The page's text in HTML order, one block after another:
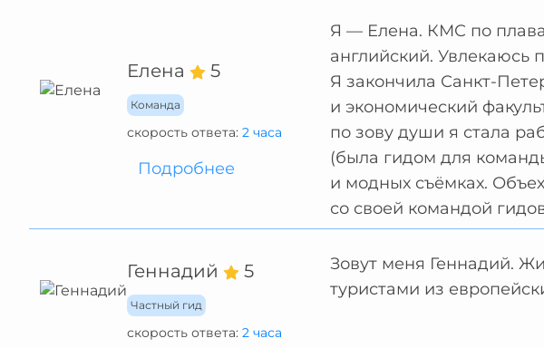
Елена 5
Команда
скорость ответа: 2 часа
Подробнее
Я — Елена. КМС по
английский. Увлекаюсь
Я закончила Санкт-
и экономический
по зову души я стала
(была гидом для
и модных съёмках.
со своей командой
Геннадий 5
Частный гид
скорость ответа: 2 часа
Зовут меня Геннадий.
туристами из